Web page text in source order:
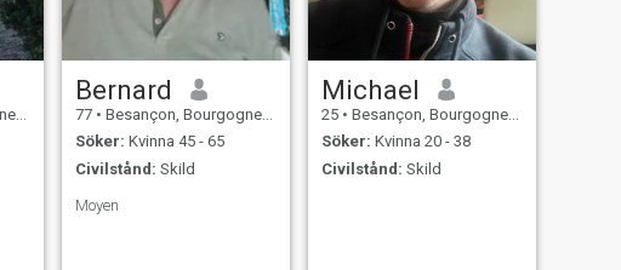
Bernard
77 • Besançon, Bourgogne-Franche-Comté, Frankrike
Söker: Kvinna 45 - 65
Civilstånd: Skild
Moyen
Michael
25 • Besançon, Bourgogne-Franche-Comté, Frankrike
Söker: Kvinna 20 - 38
Civilstånd: Skild